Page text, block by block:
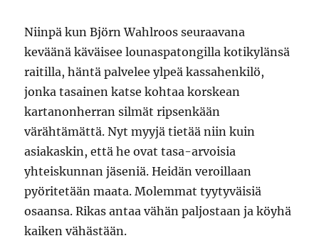
Niinpä kun Björn Wahlroos seuraavana
keväänä käväisee lounaspatongilla kotikylänsä
raitilla, häntä palvelee ylpeä kassahenkilö,
jonka tasainen katse kohtaa korskean
kartanonherran silmät ripsenkään
värähtämättä. Nyt myyjä tietää niin kuin
asiakaskin, että he ovat tasa-arvoisia
yhteiskunnan jäseniä. Heidän veroillaan
pyöritetään maata. Molemmat tyytyväisiä
osaansa. Rikas antaa vähän paljostaan ja köyhä
kaiken vähästään.